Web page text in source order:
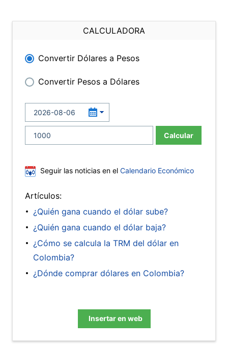
CALCULADORA
Convertir Dólares a Pesos
Convertir Pesos a Dólares
Calcular
Seguir las noticias en el Calendario Económico
Artículos:
¿Quién gana cuando el dólar sube?
¿Quién gana cuando el dólar baja?
¿Cómo se calcula la TRM del dólar en
Colombia?
¿Dónde comprar dólares en Colombia?
Insertar en web